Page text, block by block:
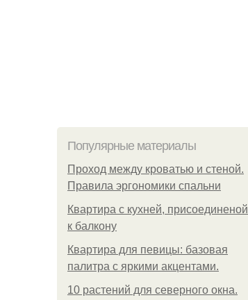
Популярные материалы
Проход между кроватью и стеной.
Правила эргономики спальни
Квартира с кухней, присоединеной
к балкону
Квартира для певицы: базовая
палитра с яркими акцентами.
10 растений для северного окна.